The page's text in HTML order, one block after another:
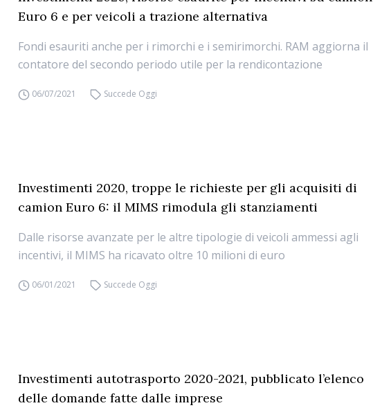
Euro 6 e per veicoli a trazione alternativa
Fondi esauriti anche per i rimorchi e i semirimorchi. RAM aggiorna il
contatore del secondo periodo utile per la rendicontazione
06/07/2021 Succede Oggi
Investimenti 2020, troppe le richieste per gli acquisiti di
camion Euro 6: il MIMS rimodula gli stanziamenti
Dalle risorse avanzate per le altre tipologie di veicoli ammessi agli
incentivi, il MIMS ha ricavato oltre 10 milioni di euro
06/01/2021 Succede Oggi
Investimenti autotrasporto 2020-2021, pubblicato l’elenco
delle domande fatte dalle imprese